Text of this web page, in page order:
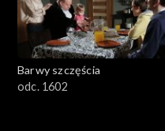
Barwy szczęścia
odc. 1602